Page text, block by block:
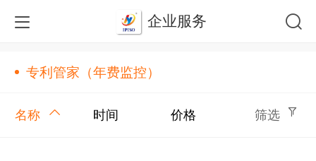
企业服务
专利管家（年费监控）
名称 时间 价格 筛选